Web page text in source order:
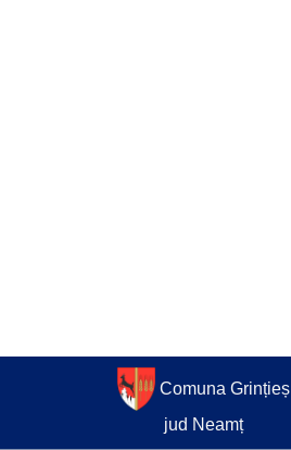
Comuna Grințieș
jud Neamț